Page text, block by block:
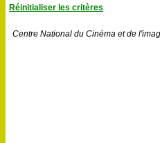
Réinitialiser les critères
Centre National du Cinéma et de